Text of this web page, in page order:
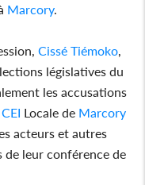
Marcory.
Cissé Tiémoko
législatives du
les accusations
CEI Locale de Marcory
acteurs et autres
de leur conférence de